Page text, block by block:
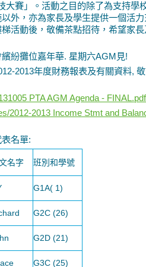
賽」。活動之目的除了為支持學
外，亦為家長及學生提供一個活力
活動後，敬備茶點招待，希望家長
紛攤位嘉年華. 星期六AGM見!
2013年度財務報表及有關資料,
PTA AGM Agenda - FINAL.pdf
2012-2013 Income Stmt and
名單:
名字 班別和學號
G1A( 1)
G2C (26)
G2D (21)
G3C (25)